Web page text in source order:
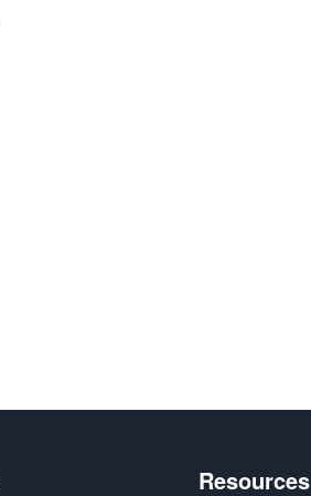
Resources